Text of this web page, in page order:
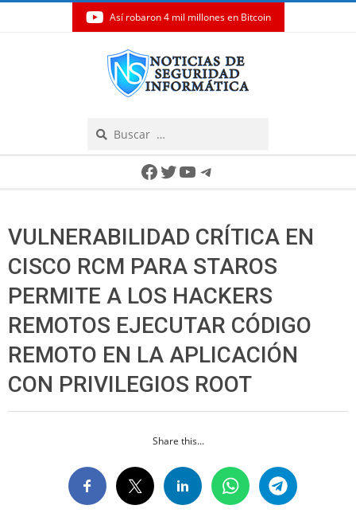
Así robaron 4 mil millones en Bitcoin
Facebook
Twitter
YouTube
Telegram
VULNERABILIDAD CRÍTICA EN
CISCO RCM PARA STAROS
PERMITE A LOS HACKERS
REMOTOS EJECUTAR CÓDIGO
REMOTO EN LA APLICACIÓN
CON PRIVILEGIOS ROOT
Share this...